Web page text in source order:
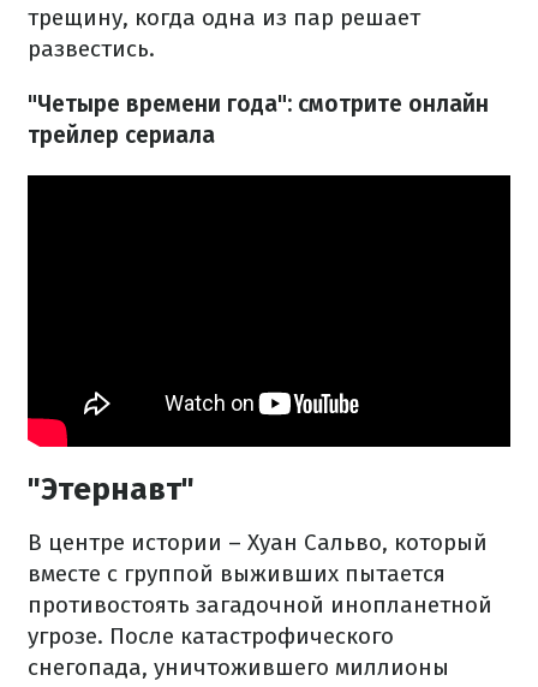
трещину, когда одна из пар решает
развестись.
"Четыре времени года": смотрите онлайн
трейлер сериала
"Этернавт"
В центре истории – Хуан Сальво, который
вместе с группой выживших пытается
противостоять загадочной инопланетной
угрозе. После катастрофического
снегопада, уничтожившего миллионы